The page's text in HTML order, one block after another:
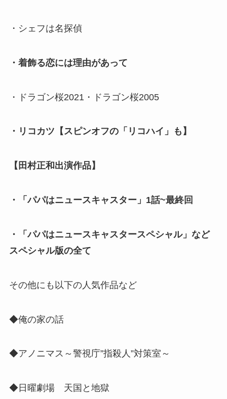
・シェフは名探偵
・着飾る恋には理由があって
・ドラゴン桜2021・ドラゴン桜2005
・リコカツ【スピンオフの「リコハイ」も】
【田村正和出演作品】
・「パパはニュースキャスター」1話~最終回
・「パパはニュースキャスタースペシャル」など
スペシャル版の全て
その他にも以下の人気作品など
◆俺の家の話
◆アノニマス～警視庁”指殺人”対策室～
◆日曜劇場 天国と地獄